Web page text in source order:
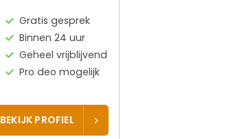
Gratis gesprek
Binnen 24 uur
Geheel vrijblijvend
Pro deo mogelijk
BEKIJK PROFIEL